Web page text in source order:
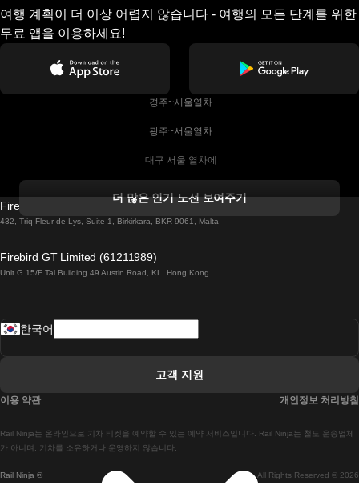
여행 계획이 더 이상 어렵지 않습니다 - 여행의 모든 단계를 위한
무료 앱을 이용하세요!
경주~서울열차
광주~서울열차
대구 서울 열차에
더블린에서 골웨이 열차
로마에서 나폴리 열차
마드리드-리스본 열차
마드리드에서 바르셀로나로 가는 고속 열차
더 많은 인기 노선 보여주기
Firebird GT Limited (OC 1451)
432, Triq Fleur de Lys, Suite 1, Birkirkara, BKR 9061, Malta
Firebird GT Limited (61211989)
Unit G 15/F Tal Building 49 Austin Road, KL, Hong Kong
Rail Ninja ® All Rights Reserved © 2026
Rail Ninja는 온라인으로 기차 티켓을 예약할 수 있는 예약 서비스입니다. Rail Ninja는 철도 운송업체
가 아니며, 기차를 소유하거나 운영하지 않습니다.
한국어
고객 지원
이용 약관 개인정보 처리방침